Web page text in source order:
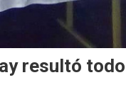
resultó todo